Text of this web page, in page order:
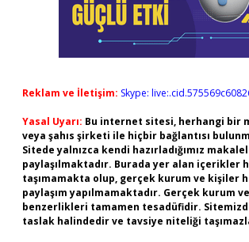
Reklam ve İletişim: Skype:
Yasal Uyarı: Bu internet sitesi, herhangi bir
veya şahıs şirketi ile hiçbir bağlantısı
Sitede yalnızca kendi hazırladığımız
paylaşılmaktadır. Burada yer alan içerikler
taşımamakta olup, gerçek kurum ve kişiler
paylaşım yapılmamaktadır. Gerçek kurum
benzerlikleri tamamen tesadüfidir.
taslak halindedir ve tavsiye niteliği